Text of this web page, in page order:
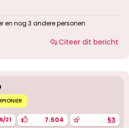
en nog 3 andere personen
Citeer dit bericht
21 7.504 53